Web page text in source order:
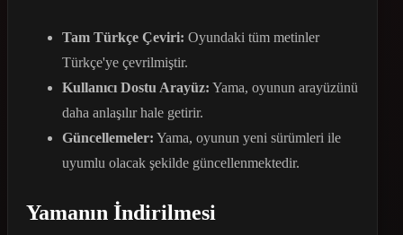
Tam Türkçe Çeviri: Oyundaki tüm metinler
Türkçe'ye çevrilmiştir.
Kullanıcı Dostu Arayüz: Yama, oyunun arayüzünü
daha anlaşılır hale getirir.
Güncellemeler: Yama, oyunun yeni sürümleri ile
uyumlu olacak şekilde güncellenmektedir.
Yamanın İndirilmesi